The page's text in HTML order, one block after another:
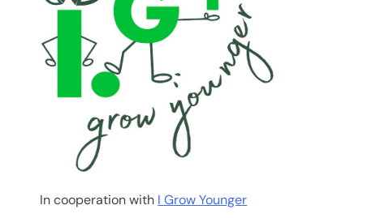
In cooperation with I Grow Younger